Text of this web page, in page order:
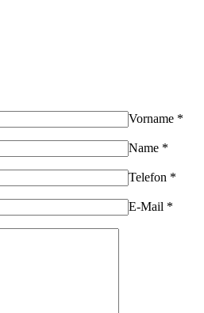
Vorname *
Name *
Telefon *
E-Mail *